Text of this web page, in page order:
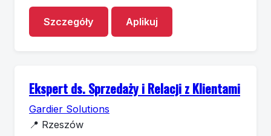
Szczegóły Aplikuj
Ekspert ds. Sprzedaży i Relacji z Klientami
Gardier Solutions
📍 Rzeszów